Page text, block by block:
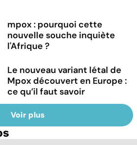
mpox : pourquoi cette
nouvelle souche inquiète
l'Afrique ?
Le nouveau variant létal de
Mpox découvert en Europe :
ce qu’il faut savoir
Voir plus